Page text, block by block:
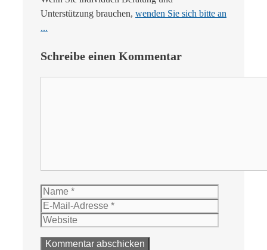
Unterstützung brauchen, wenden Sie sich bitte an
...
Schreibe einen Kommentar
Name